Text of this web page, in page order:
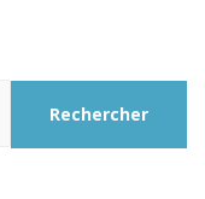
Rechercher